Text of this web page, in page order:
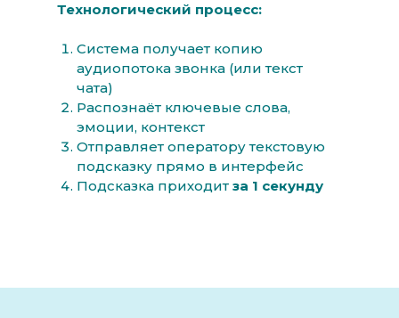
Технологический процесс:
Система получает копию
аудиопотока звонка (или текст
чата)
Распознаёт ключевые слова,
эмоции, контекст
Отправляет оператору текстовую
подсказку прямо в интерфейс
Подсказка приходит за 1 секунду